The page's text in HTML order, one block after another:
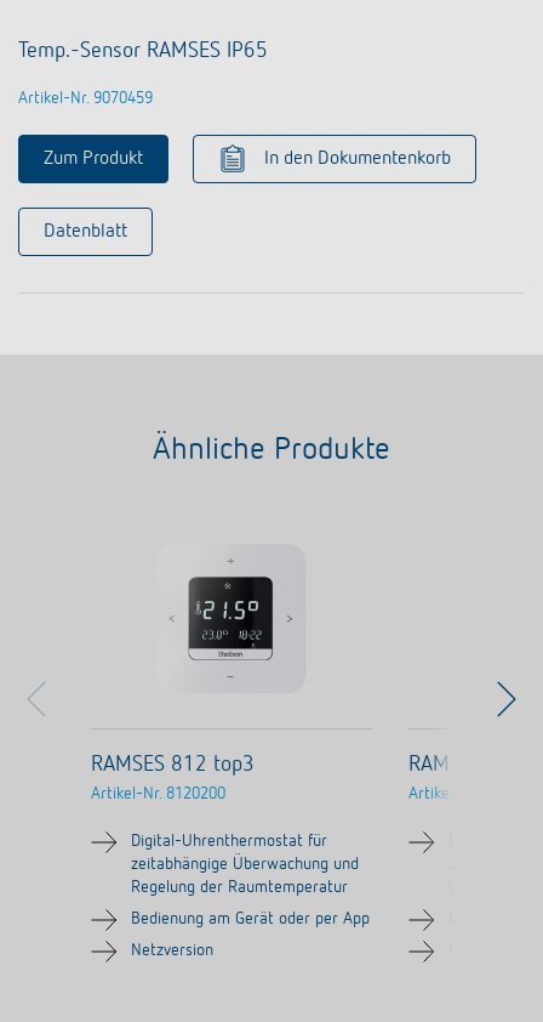
Temp.-Sensor RAMSES IP65
Artikel-Nr. 9070459
Zum Produkt In den Dokumentenkorb
Datenblatt
Ähnliche Produkte
RAMSES 812 top3
Artikel-Nr. 8120200
Digital-Uhrenthermostat für
zeitabhängige Überwachung und
Regelung der Raumtemperatur
Bedienung am Gerät oder per App
Netzversion
RAMSES 812
Artikel-Nr.